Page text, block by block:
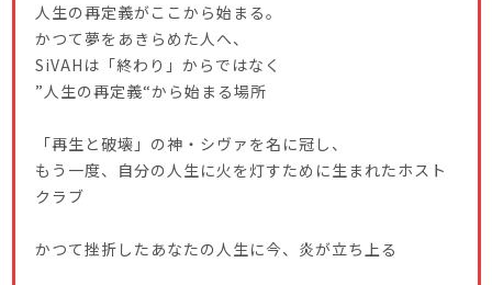
人生の再定義がここから始まる。
かつて夢をあきらめた人へ、
SiVAHは「終わり」からではなく
”人生の再定義“から始まる場所
「再生と破壊」の神・シヴァを名に冠し、
もう一度、自分の人生に火を灯すために生まれたホスト
クラブ
かつて挫折したあなたの人生に今、炎が立ち上る